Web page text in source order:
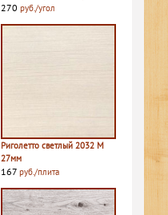
270 руб./угол
Риголетто светлый 2032 M
27мм
167 руб./плита